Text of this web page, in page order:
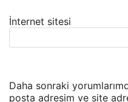
İnternet sitesi
Daha sonraki
posta adresim ve site